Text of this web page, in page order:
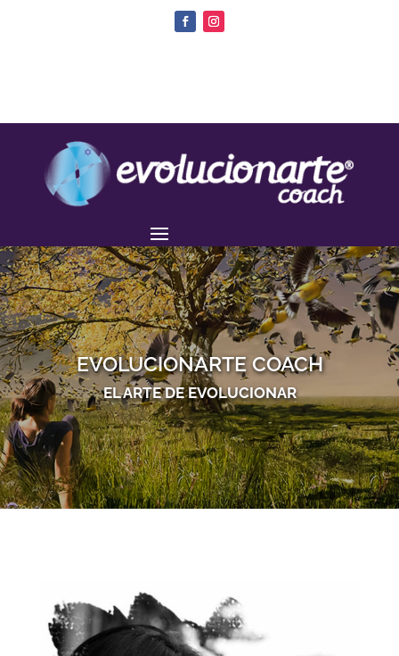
EVOLUCIONARTE COACH
EL ARTE DE EVOLUCIONAR